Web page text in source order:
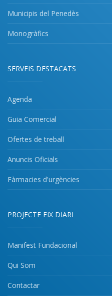
Municipis del Penedès
Monogràfics
SERVEIS DESTACATS
Agenda
Guia Comercial
Ofertes de treball
Anuncis Oficials
Fàrmacies d'urgències
PROJECTE EIX DIARI
Manifest Fundacional
Qui Som
Contactar